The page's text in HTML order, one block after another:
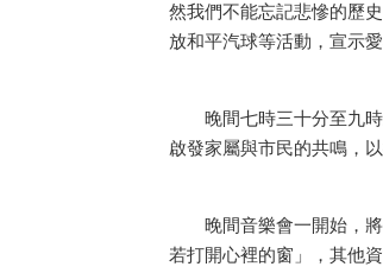
然我們不能忘記悲慘的歷
放和平汽球等活動，宣示
晚間七時三十分至九時
啟發家屬與市民的共鳴，
晚間音樂會一開始，將
若打開心裡的窗」，其他